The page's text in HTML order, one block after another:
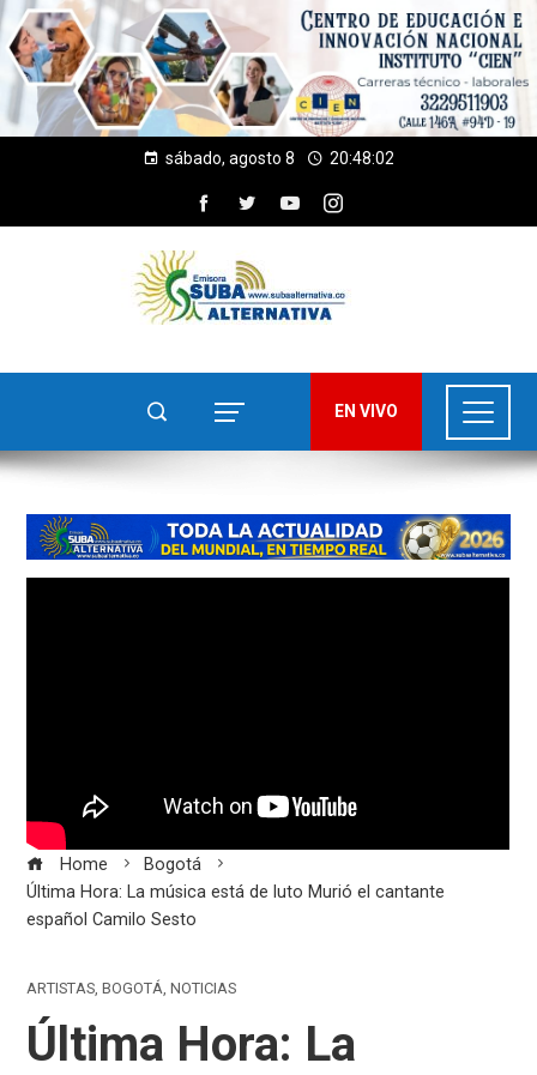
sábado, agosto 8 20:48:04
EN VIVO
Home
Bogotá
Última Hora: La música está de luto Murió el cantante
español Camilo Sesto
ARTISTAS,BOGOTÁ,NOTICIAS
Última Hora: La